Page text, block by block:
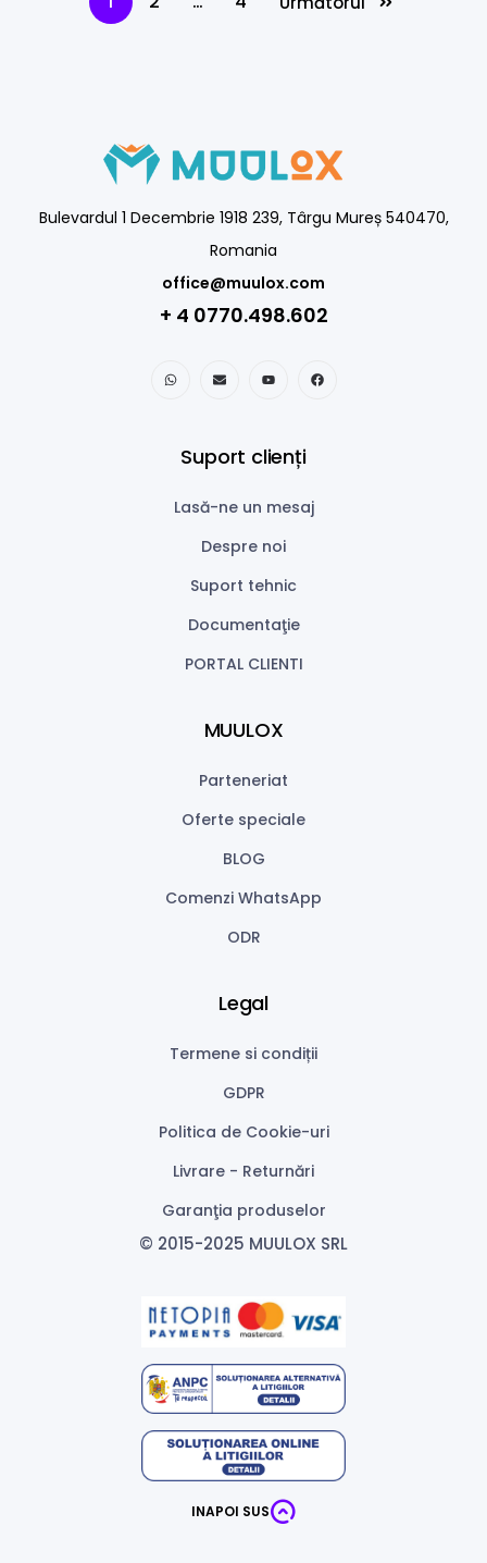
Bulevardul 1 Decembrie 1918 239, Târgu Mureș 540470,
Romania
office@muulox.com
+ 4 0770.498.602
Suport clienți
Lasă-ne un mesaj
Despre noi
Suport tehnic
Documentaţie
PORTAL CLIENTI
MUULOX
Parteneriat
Oferte speciale
BLOG
Comenzi WhatsApp
ODR
Legal
Termene si condiții
GDPR
Politica de Cookie-uri
Livrare - Returnări
Garanţia produselor
© 2015-2025 MUULOX SRL
INAPOI SUS